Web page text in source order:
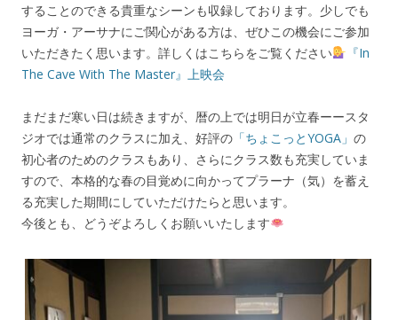
することのできる貴重なシーンも収録しております。少しでも
ヨーガ・アーサナにご関心がある方は、ぜひこの機会にご参加
いただきたく思います。詳しくはこちらをご覧ください
『In
The Cave With The Master』上映会
まだまだ寒い日は続きますが、暦の上では明日が立春ーースタ
ジオでは通常のクラスに加え、好評の 「ちょこっとYOGA」 の
初心者のためのクラスもあり、さらにクラス数も充実していま
すので、本格的な春の目覚めに向かってプラーナ（気）を蓄え
る充実した期間にしていただけたらと思います。
今後とも、どうぞよろしくお願いいたします